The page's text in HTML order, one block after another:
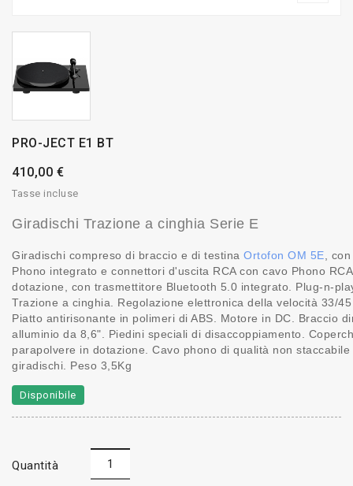
PRO-JECT E1 BT
410,00 €
Tasse incluse
Giradischi Trazione a cinghia Serie E
Giradischi compreso di braccio e di testina Ortofon OM 5E ,
Phono integrato e connettori d'uscita RCA con cavo Phono
dotazione, con trasmettitore Bluetooth 5.0 integrato. Plug-n-
Trazione a cinghia. Regolazione elettronica della velocità 33/
Piatto antirisonante in polimeri di ABS. Motore in DC. Braccio
alluminio da 8,6". Piedini speciali di disaccoppiamento.
parapolvere in dotazione. Cavo phono di qualità non staccabile
giradischi. Peso 3,5Kg
Disponibile
Quantità